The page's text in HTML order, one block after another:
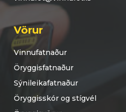
Vörur
Vinnufatnaður
Öryggisfatnaður
Sýnileikafatnaður
Öryggisskór og stígvél